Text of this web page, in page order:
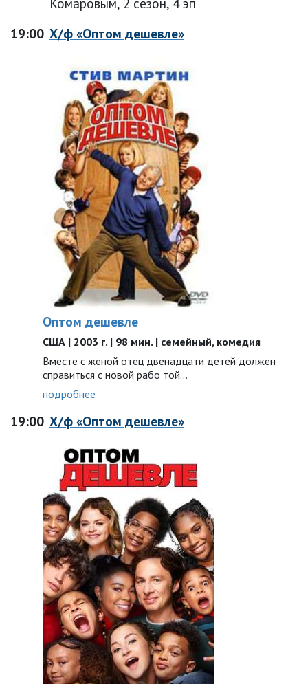
19:00 Х/ф «Оптом дешевле»
Оптом дешевле
США | 2003 г. | 98 мин. | семейный, комедия
Вместе с женой отец двенадцати детей должен
справиться с новой рабо той…
подробнее
19:00 Х/ф «Оптом дешевле»